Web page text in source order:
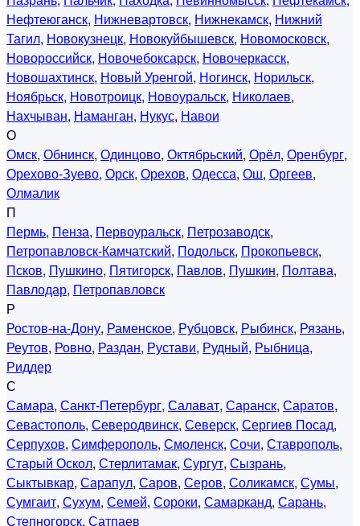
Нефтеюганск, Нижневартовск, Нижнекамск, Нижний
Тагил, Новокузнецк, Новокуйбышевск, Новомосковск,
Новороссийск, Новочебоксарск, Новочеркасск,
Новошахтинск, Новый Уренгой, Ногинск, Норильск,
Ноябрьск, Новотроицк, Новоуральск, Николаев,
Нахчыван, Наманган, Нукус, Навои
О
Омск, Обнинск, Одинцово, Октябрьский, Орёл, Оренбург,
Орехово-Зуево, Орск, Орехов, Одесса, Ош, Оргеев,
Олмалик
П
Пермь, Пенза, Первоуральск, Петрозаводск,
Петропавловск-Камчатский, Подольск, Прокопьевск,
Псков, Пушкино, Пятигорск, Павлов, Пушкин, Полтава,
Павлодар, Петропавловск
Р
Ростов-на-Дону, Раменское, Рубцовск, Рыбинск, Рязань,
Реутов, Ровно, Раздан, Рустави, Рудный, Рыбница,
Риддер
С
Самара, Санкт-Петербург, Салават, Саранск, Саратов,
Севастополь, Северодвинск, Северск, Сергиев Посад,
Серпухов, Симферополь, Смоленск, Сочи, Ставрополь,
Старый Оскол, Стерлитамак, Сургут, Сызрань,
Сыктывкар, Сарапул, Саров, Серов, Соликамск, Сумы,
Сумгаит, Сухум, Семей, Сороки, Самарканд, Сарань,
Степногорск, Сатпаев